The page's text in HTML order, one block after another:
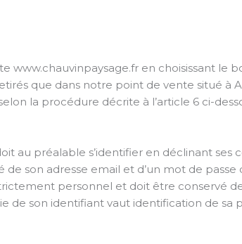
www.chauvinpaysage.fr en choisissant le
que dans notre point de vente situé à
la procédure décrite à l’article 6 ci-
au préalable s’identifier en déclinant
son adresse email et d’un mot de
personnel et doit être conservé
de son identifiant vaut identification de sa